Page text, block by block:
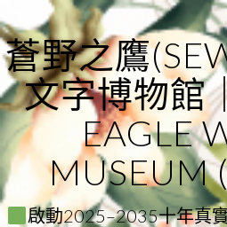
to
content
蒼野之鷹
文字博物館
EAGLE
MUSEUM
啟動2025–2035十年真